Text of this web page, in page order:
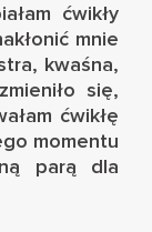
ćwikły
mnie
kwaśna,
się,
ćwikłę
momentu
parą dla